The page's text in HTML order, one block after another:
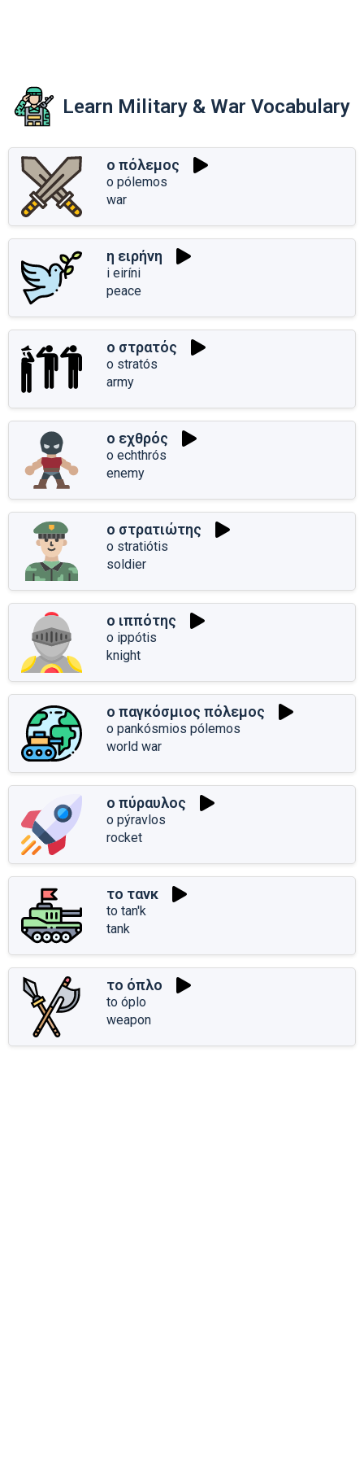
Learn Military & War Vocabulary
ο πόλεμος
o pólemos
war
η ειρήνη
i eiríni
peace
ο στρατός
o stratós
army
ο εχθρός
o echthrós
enemy
ο στρατιώτης
o stratiótis
soldier
ο ιππότης
o ippótis
knight
ο παγκόσμιος πόλεμος
o pankósmios pólemos
world war
ο πύραυλος
o pýravlos
rocket
το τανκ
to tan'k
tank
το όπλο
to óplo
weapon